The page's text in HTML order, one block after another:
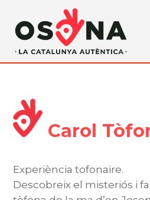
Carol
Experiència tofonaire.
Descobreix el misteriós i